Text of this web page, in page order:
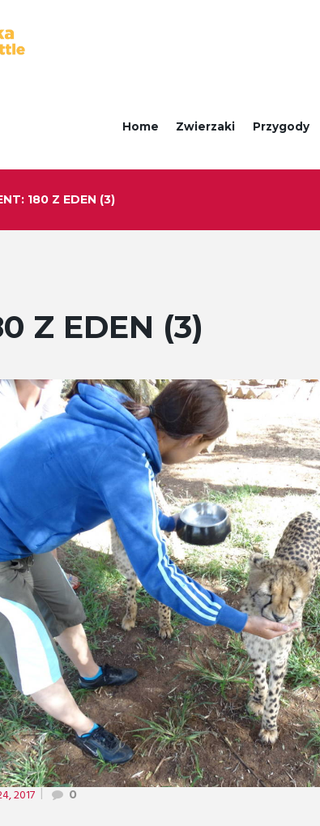
Home Zwierzaki Przygody
180 Z EDEN (3)
Z EDEN (3)
2017 0